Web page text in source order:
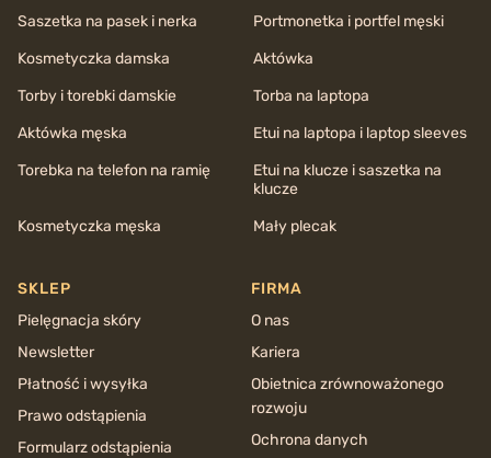
Saszetka na pasek i nerka
Portmonetka i portfel męski
Kosmetyczka damska
Aktówka
Torby i torebki damskie
Torba na laptopa
Aktówka męska
Etui na laptopa i laptop sleeves
Torebka na telefon na ramię
Etui na klucze i saszetka na
klucze
Kosmetyczka męska
Mały plecak
SKLEP
Pielęgnacja skóry
Newsletter
Płatność i wysyłka
Prawo odstąpienia
Formularz odstąpienia
FIRMA
O nas
Kariera
Obietnica zrównoważonego
rozwoju
Ochrona danych